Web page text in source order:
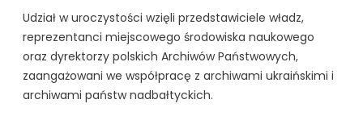
Udział w uroczystości wzięli przedstawiciele władz,
reprezentanci miejscowego środowiska naukowego
oraz dyrektorzy polskich Archiwów Państwowych,
zaangażowani we współpracę z archiwami ukraińskimi i
archiwami państw nadbałtyckich.